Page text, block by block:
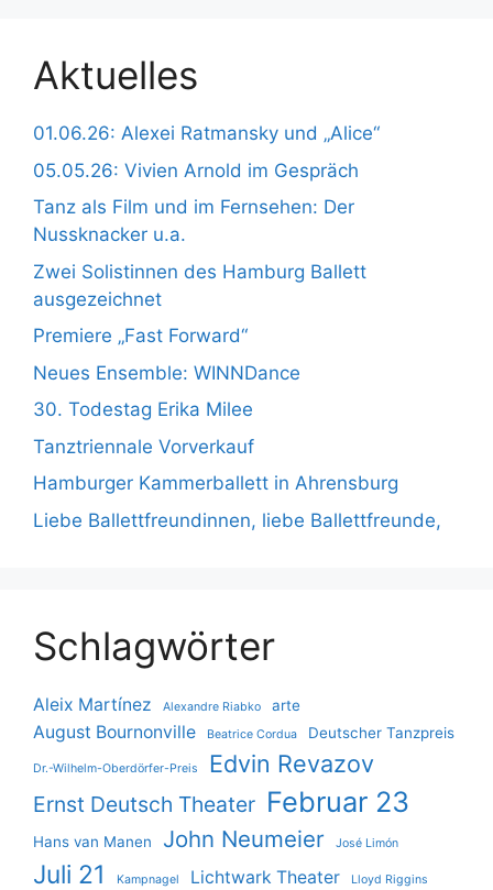
Aktuelles
01.06.26: Alexei Ratmansky und „Alice“
05.05.26: Vivien Arnold im Gespräch
Tanz als Film und im Fernsehen: Der
Nussknacker u.a.
Zwei Solistinnen des Hamburg Ballett
ausgezeichnet
Premiere „Fast Forward“
Neues Ensemble: WINNDance
30. Todestag Erika Milee
Tanztriennale Vorverkauf
Hamburger Kammerballett in Ahrensburg
Liebe Ballettfreundinnen, liebe Ballettfreunde,
Schlagwörter
Aleix Martínez Alexandre Riabko arte
August Bournonville Beatrice Cordua Deutscher Tanzpreis
Dr.-Wilhelm-Oberdörfer-Preis Edvin Revazov
Ernst Deutsch Theater Februar 23
Hans van Manen John Neumeier José Limón
Juli 21 Kampnagel Lichtwark Theater Lloyd Riggins